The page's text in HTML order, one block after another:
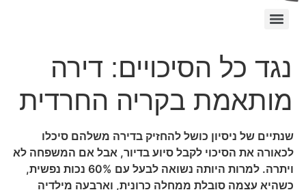
נגד כל הסיכויים: דירה
מותאמת בקריה החרדית
שנתיים של ניסיון כושל להחזיק בדירה משלהם סיכלו
לכאורה את הסיכוי לקבל סיוע בדיור, אבל אם המשפחה לא
ויתרה. למרות היותה נשואה לבעל עם 60% נכות נפשית,
כשהיא עצמה סובלת ממחלה כרונית, וארבעה מילדיה